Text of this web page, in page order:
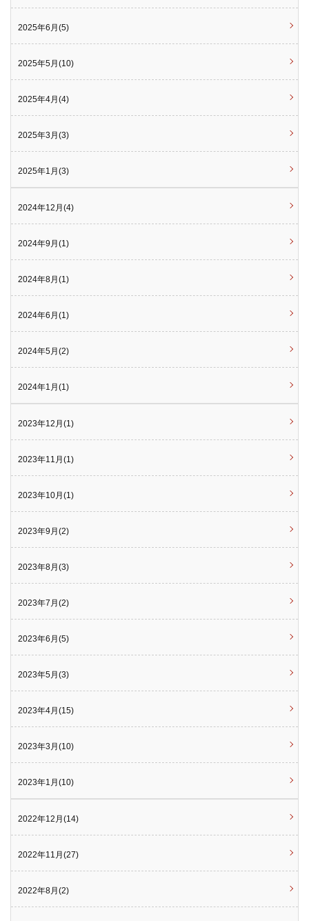
2025年6月(5)
2025年5月(10)
2025年4月(4)
2025年3月(3)
2025年1月(3)
2024年12月(4)
2024年9月(1)
2024年8月(1)
2024年6月(1)
2024年5月(2)
2024年1月(1)
2023年12月(1)
2023年11月(1)
2023年10月(1)
2023年9月(2)
2023年8月(3)
2023年7月(2)
2023年6月(5)
2023年5月(3)
2023年4月(15)
2023年3月(10)
2023年1月(10)
2022年12月(14)
2022年11月(27)
2022年8月(2)